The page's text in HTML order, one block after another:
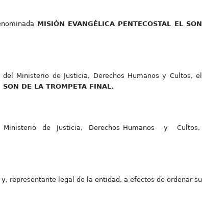
MISIÓN EVANGÉLICA PENTECOSTAL EL SON
Ministerio de Justicia, Derechos Humanos y Cultos, el
DE LA TROMPETA FINAL.
Ministerio de Justicia, Derechos Humanos y Cultos,
representante legal de la entidad, a efectos de ordenar su